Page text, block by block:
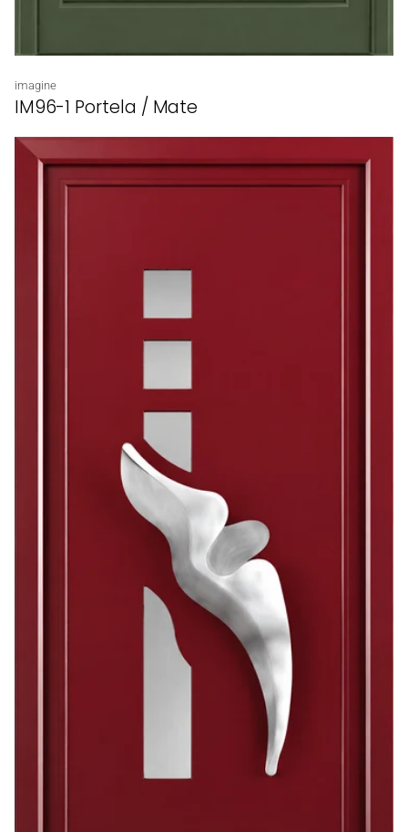
Proveedor:
imagine
IM96-1 Portela / Mate